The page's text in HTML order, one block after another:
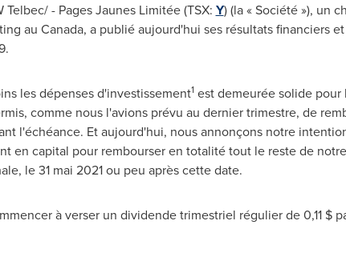
- Pages Jaunes Limitée (TSX: Y) (la « Société »), un
au Canada, a publié aujourd'hui ses résultats financiers
les dépenses d'investissement1est demeurée solide pour
comme nous l'avions prévu au dernier trimestre, de
l'échéance. Et aujourd'hui, nous annonçons notre
en capital pour rembourser en totalité tout le reste de
le 31 mai 2021 ou peu après cette date.
à verser un dividende trimestriel régulier de 0,11 $